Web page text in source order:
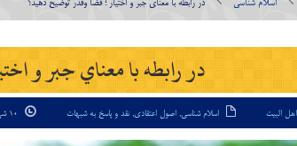
در رابطه با معناي جبر و
البیت اسلام شناسی, اصول اعتقادی, نقد و پاسخ به شبهات